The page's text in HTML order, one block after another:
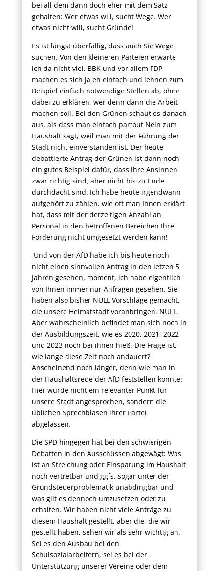
bei all dem dann doch eher mit dem Satz
gehalten: Wer etwas will, sucht Wege. Wer
etwas nicht will, sucht Gründe!
Es ist längst überfällig, dass auch Sie Wege
suchen. Von den kleineren Parteien erwarte
ich da nicht viel, BBK und vor allem FDP
machen es sich ja eh einfach und lehnen zum
Beispiel einfach notwendige Stellen ab, ohne
dabei zu erklären, wer denn dann die Arbeit
machen soll. Bei den Grünen schaut es danach
aus, als dass man einfach partout Nein zum
Haushalt sagt, weil man mit der Führung der
Stadt nicht einverstanden ist. Der heute
debattierte Antrag der Grünen ist dann noch
ein gutes Beispiel dafür, dass ihre Ansinnen
zwar richtig sind, aber nicht bis zu Ende
durchdacht sind. Ich habe heute irgendwann
aufgehört zu zählen, wie oft man Ihnen erklärt
hat, dass mit der derzeitigen Anzahl an
Personal in den betroffenen Bereichen Ihre
Forderung nicht umgesetzt werden kann!
Und von der AfD habe ich bis heute noch
nicht einen sinnvollen Antrag in den letzen 5
Jahren gesehen, moment, ich habe eigentlich
von Ihnen immer nur Anfragen gesehen. Sie
haben also bisher NULL Vorschläge gemacht,
die unsere Heimatstadt voranbringen. NULL.
Aber wahrscheinlich befindet man sich noch in
der Ausbildungszeit, wie es 2020, 2021, 2022
und 2023 noch bei ihnen hieß. Die Frage ist,
wie lange diese Zeit noch andauert?
Anscheinend noch länger, denn wie man in
der Haushaltsrede der AfD feststellen konnte:
Hier wurde nicht ein relevanter Punkt für
unsere Stadt angesprochen, sondern die
üblichen Sprechblasen ihrer Partei
abgelassen.
Die SPD hingegen hat bei den schwierigen
Debatten in den Ausschüssen abgewägt: Was
ist an Streichung oder Einsparung im Haushalt
noch vertretbar und ggfs. sogar unter der
Grundsteuerproblematik unabdingbar und
was gilt es dennoch umzusetzen oder zu
erhalten. Wir haben nicht viele Anträge zu
diesem Haushalt gestellt, aber die, die wir
gestellt haben, sehen wir als sehr wichtig an.
Sei es den Ausbau bei den
Schulsozialarbeitern, sei es bei der
Unterstützung unserer Vereine oder dem